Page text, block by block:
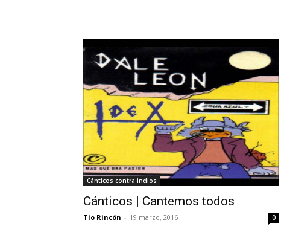
Cánticos contra indios
Cánticos | Cantemos todos
Tio Rincón - 19 marzo, 2016 0